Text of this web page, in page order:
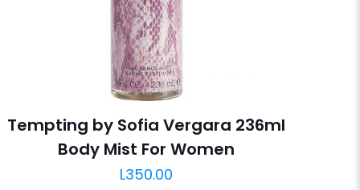
Tempting by Sofia Vergara 236ml
Body Mist For Women
L350.00